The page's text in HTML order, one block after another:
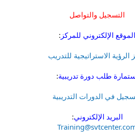
التسجيل والتواصل
الموقع الإلكتروني للمركز :
الرؤية الاستراتيجية للتدريب
طلب دورة تدريبية:
في الدورات التدريبية
البريد الإلكتروني: